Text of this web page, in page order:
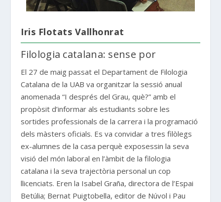
Iris Flotats Vallhonrat
Filologia catalana: sense por
El 27 de maig passat el Departament de Filologia
Catalana de la UAB va organitzar la sessió anual
anomenada “I després del Grau, què?” amb el
propòsit d’informar als estudiants sobre les
sortides professionals de la carrera i la programació
dels màsters oficials. Es va convidar a tres filòlegs
ex-alumnes de la casa perquè exposessin la seva
visió del món laboral en l’àmbit de la filologia
catalana i la seva trajectòria personal un cop
llicenciats. Eren la Isabel Graña, directora de l’Espai
Betúlia; Bernat Puigtobella, editor de Núvol i Pau